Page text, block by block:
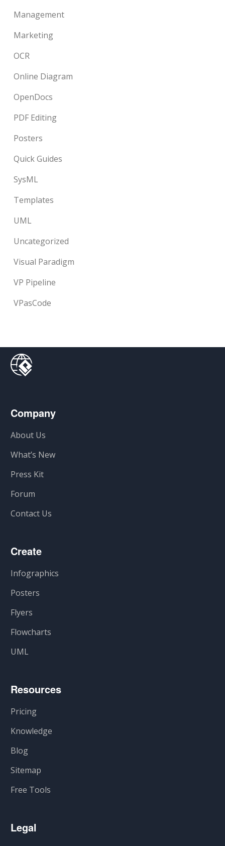
Management
Marketing
OCR
Online Diagram
OpenDocs
PDF Editing
Posters
Quick Guides
SysML
Templates
UML
Uncategorized
Visual Paradigm
VP Pipeline
VPasCode
Company
About Us
What’s New
Press Kit
Forum
Contact Us
Create
Infographics
Posters
Flyers
Flowcharts
UML
Resources
Pricing
Knowledge
Blog
Sitemap
Free Tools
Legal